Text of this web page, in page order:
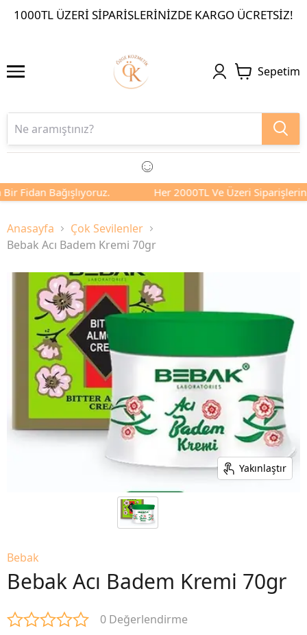
1000TL ÜZERI SIPARIŞLERINIZDE KARGO ÜCRETSIZ!
Sepetim
Fidan Bağışlıyoruz. Her 2000TL Ve Üzeri
Anasayfa
Çok Sevilenler
Bebak Acı Badem Kremi 70gr
Yakınlaştır
Bebak
Bebak Acı Badem Kremi 70gr
0 Değerlendirme